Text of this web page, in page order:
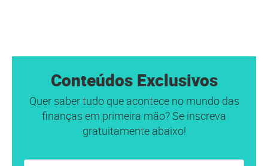
Conteúdos Exclusivos
Quer saber tudo que acontece no mundo das
finanças em primeira mão? Se inscreva
gratuitamente abaixo!